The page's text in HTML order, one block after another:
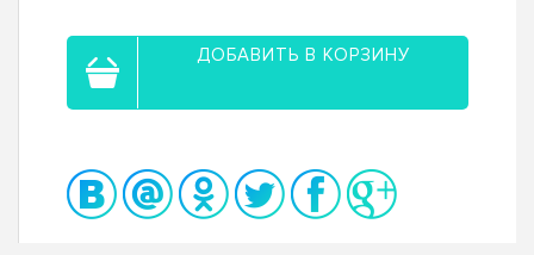
ДОБАВИТЬ В КОРЗИНУ